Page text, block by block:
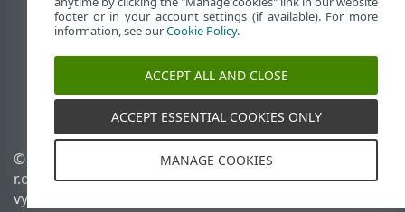
End of Life
ESET Databáze znalostí
ESET Forum
ESET Status Portal
Regionální podpora
© 1992 - 2026 ESET, spol. s
r.o. - Všechna práva
vyhrazena.
Spravovat cookies
Zásady používání souborů
footer or in your account settings (if available). For more
information, see ourCookie Policy.
ACCEPT ALL AND CLOSE
ACCEPT ESSENTIAL COOKIES ONLY
MANAGE COOKIES